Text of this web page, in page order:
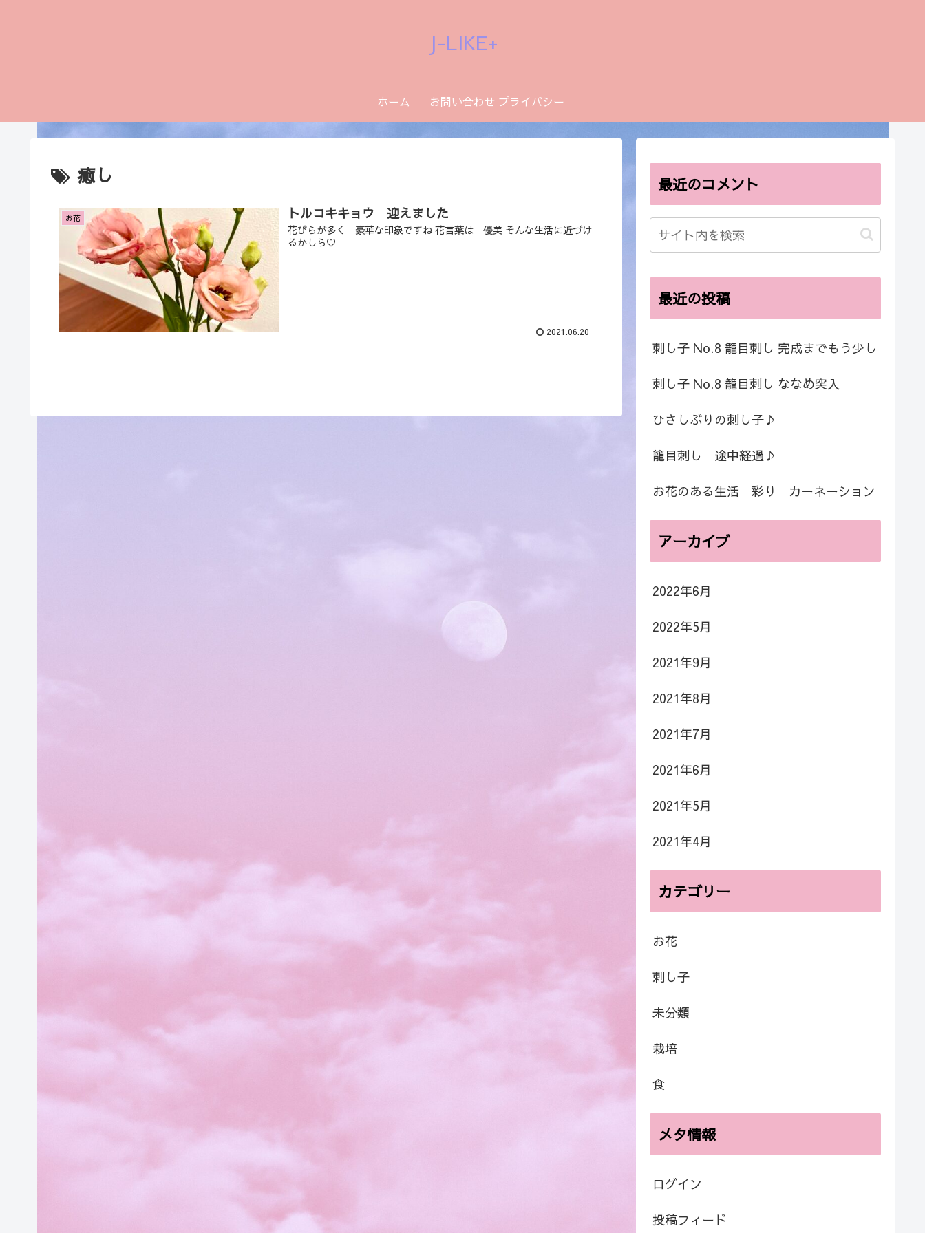
J-LIKE+
ホーム お問い合わせ プライバシー
ポリシー
癒し
お花 トルコキキョウ 迎えました
花びらが多く 豪華な印象ですね 花言葉は 優美 そんな生活に近づけ
るかしら♡
2021.06.20
最近のコメント
最近の投稿
刺し子 No.8 籠目刺し 完成までもう少し
刺し子 No.8 籠目刺し ななめ突入
ひさしぶりの刺し子♪
籠目刺し 途中経過♪
お花のある生活 彩り カーネーション
アーカイブ
2022年6月
2022年5月
2021年9月
2021年8月
2021年7月
2021年6月
2021年5月
2021年4月
カテゴリー
お花
刺し子
未分類
栽培
食
メタ情報
ログイン
投稿フィード